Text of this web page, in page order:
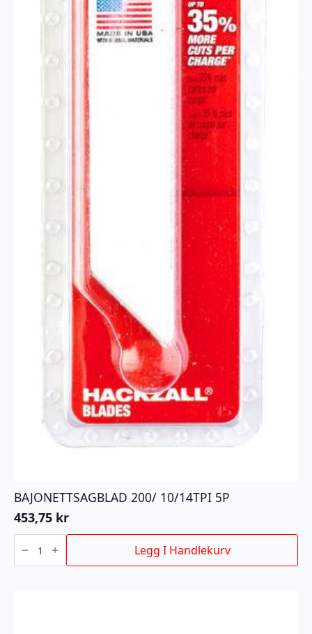
BAJONETTSAGBLAD 200/ 10/14TPI 5P
453,75 kr
BAJONETTSAGBLAD
200/
10/14TPI
5P
Legg I Handlekurv